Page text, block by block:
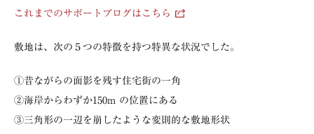
これまでのサポートブログはこちら
敷地は、次の５つの特徴を持つ特異な状況でした。
①昔ながらの面影を残す住宅街の一角
②海岸からわずか150m の位置にある
③三角形の一辺を崩したような変則的な敷地形状